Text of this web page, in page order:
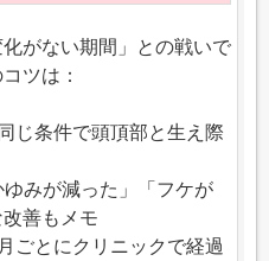
がない期間」との戦いで
ツは：
じ条件で頭頂部と生え際
みが減った」「フケが
善もメモ
ごとにクリニックで経過